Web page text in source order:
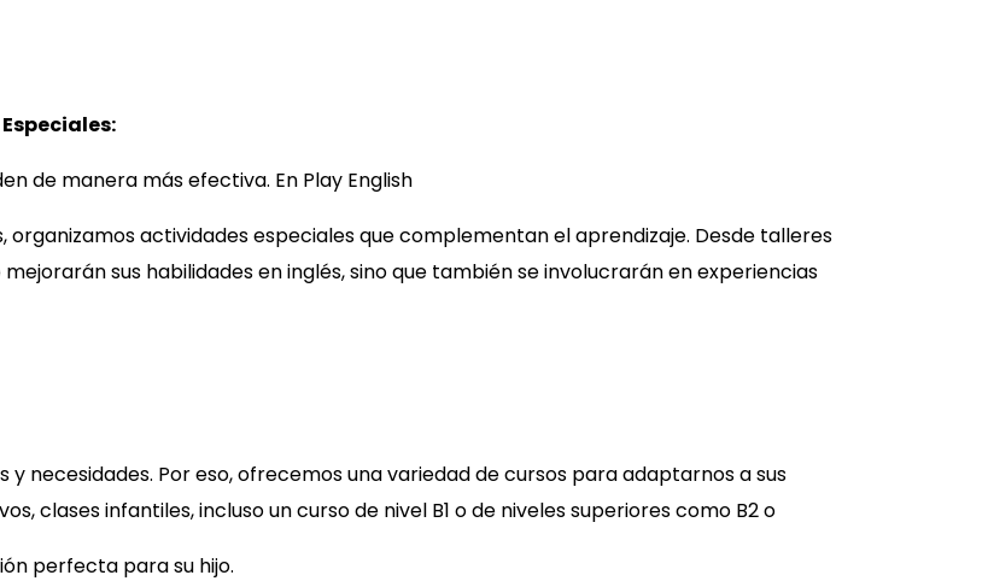
de manera más efectiva. En Play English
organizamos actividades especiales que complementan el aprendizaje. Desde talleres
sus habilidades en inglés, sino que también se involucrarán en experiencias
necesidades. Por eso, ofrecemos una variedad de cursos para adaptarnos a sus
clases infantiles, incluso un curso de nivel B1 o de niveles superiores como B2 o
perfecta para su hijo.